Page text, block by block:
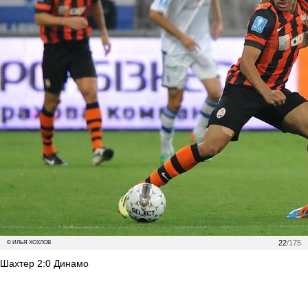
22/175
© ИЛЬЯ ХОХЛОВ
Шахтер 2:0 Динамо